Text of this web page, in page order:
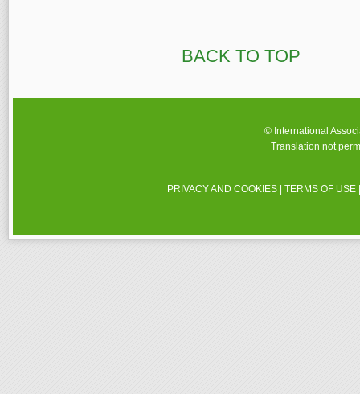
BACK TO TOP
© International
Translation not
PRIVACY AND COOKIES |TERMS OF USE